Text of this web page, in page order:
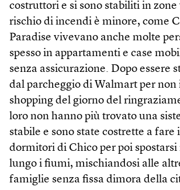
costruttori e si sono stabiliti in
rischio di incendi è minore, come
Paradise vivevano anche molte
spesso in appartamenti e case
senza assicurazione. Dopo essere
dal parcheggio di Walmart per
shopping del giorno del
loro non hanno più trovato una
stabile e sono state costrette a fare
dormitori di Chico per poi spostarsi
lungo i fiumi, mischiandosi alle
famiglie senza fissa dimora della